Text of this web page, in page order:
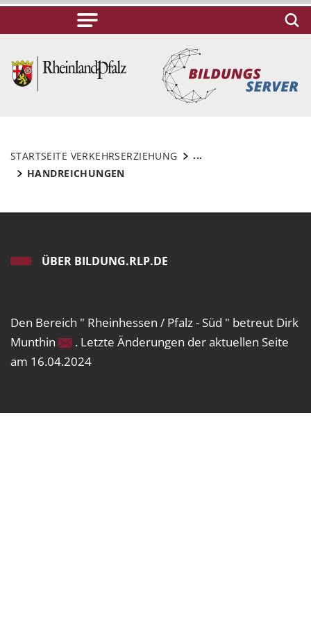
STARTSEITE VERKEHRSERZIEHUNG
...
HANDREICHUNGEN
ÜBER BILDUNG.RLP.DE
Den Bereich " Rheinhessen / Pfalz - Süd " betreut Dirk
Munthin
. Letzte Änderungen der aktuellen Seite
am 16.04.2024